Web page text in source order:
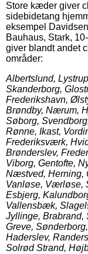
Store kæder giver
sidebidetang
eksempel
Bauhaus, Stark,
giver blandt andet
områder:
Albertslund,
Skanderborg,
Frederikshavn,
Brøndby, Nærum,
Søborg,
Rønne, Ikast,
Frederiksværk,
Brønderslev,
Viborg, Gentofte,
Næstved, Herning,
Vanløse, Værløse,
Esbjerg,
Vallensbæk,
Jyllinge, Brabrand,
Greve,
Haderslev,
Solrød Strand,